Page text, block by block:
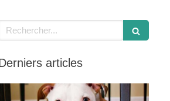
Rechercher
articles